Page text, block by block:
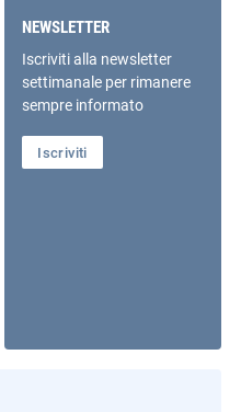
NEWSLETTER
Iscriviti alla newsletter
settimanale per rimanere
sempre informato
Iscriviti